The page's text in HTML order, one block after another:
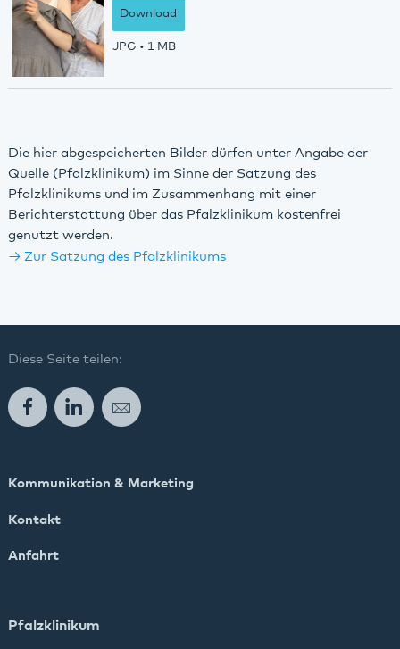
Download
JPG • 1 MB
Die hier abgespeicherten Bilder dürfen unter Angabe der
Quelle (Pfalzklinikum) im Sinne der Satzung des
Pfalzklinikums und im Zusammenhang mit einer
Berichterstattung über das Pfalzklinikum kostenfrei
genutzt werden.
Zur Satzung des Pfalzklinikums
Diese Seite teilen:
FacebookLinkedInE-Mail
Kommunikation & Marketing
Kontakt
Anfahrt
Pfalzklinikum